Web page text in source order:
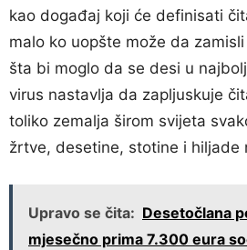
kao događaj koji će definisati
malo ko uopšte može da
šta bi moglo da se desi u
virus nastavlja da zapljuskuje
toliko zemalja širom svijeta
žrtve, desetine, stotine i hiljade
Upravo se čita: Desetočlana
mjesečno prima 7.300 eura